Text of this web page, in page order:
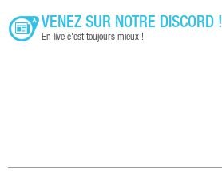
VENEZ SUR NOTRE DISCORD !
En live c'est toujours mieux !